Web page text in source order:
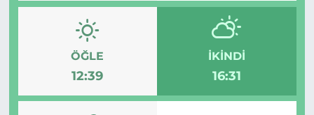
ÖĞLE
12:39
İKINDI
16:31